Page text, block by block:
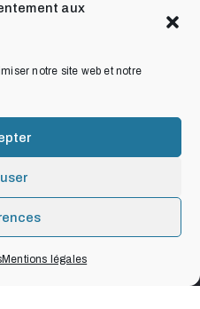
aux
notre site web et notre
Mentions légales